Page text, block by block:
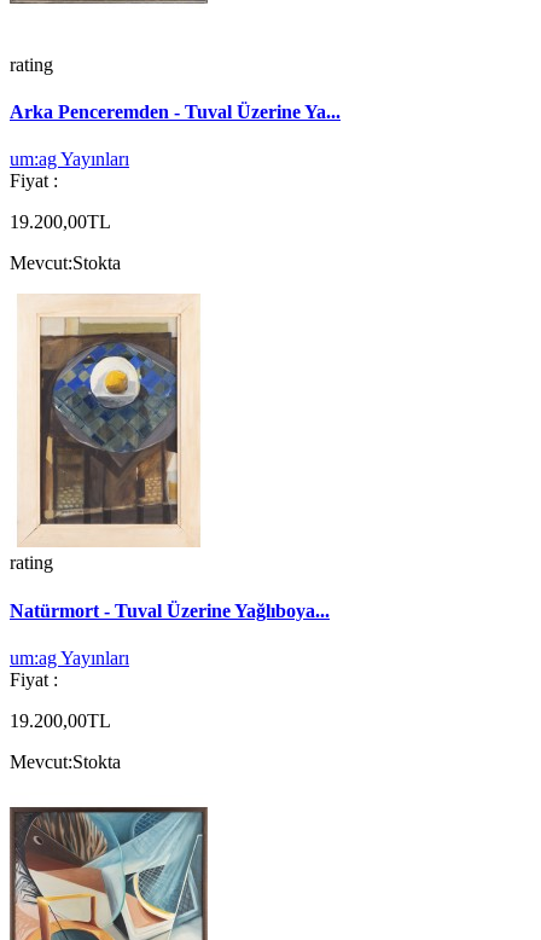
rating
Arka Penceremden - Tuval Üzerine Ya...
um:ag Yayınları
Fiyat :
19.200,00TL
Mevcut:Stokta
rating
Natürmort - Tuval Üzerine Yağlıboya...
um:ag Yayınları
Fiyat :
19.200,00TL
Mevcut:Stokta